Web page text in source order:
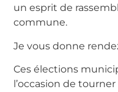
un esprit de
commune.
Je vous donne
Ces élections
l’occasion de